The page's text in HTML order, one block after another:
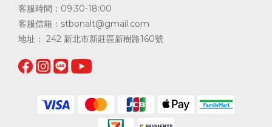
客服時間：09:30-18:00
客服信箱： stbonalt@gmail.com
地址： 242 新北市新莊區新樹路160號